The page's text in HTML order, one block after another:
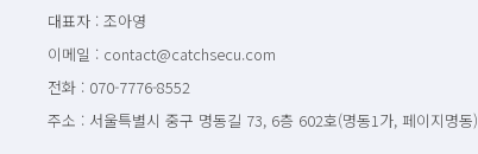
대표자 : 조아영
이메일 : contact@catchsecu.com
전화 : 070-7776-8552
주소 : 서울특별시 중구 명동길 73, 6층 602호(명동1가, 페이지명동)